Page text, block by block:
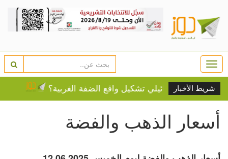
شريط الأخبار
الإسرائيلي تشكيل واقع الضفة الغربية؟ انقلاب
أسعار الذهب والفضة